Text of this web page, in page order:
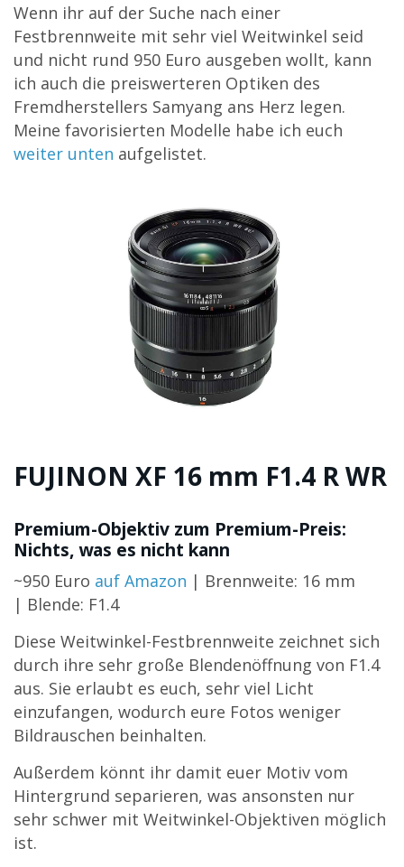
Wenn ihr auf der Suche nach einer
Festbrennweite mit sehr viel Weitwinkel seid
und nicht rund 950 Euro ausgeben wollt, kann
ich auch die preiswerteren Optiken des
Fremdherstellers Samyang ans Herz legen.
Meine favorisierten Modelle habe ich euch
weiter unten aufgelistet.
FUJINON XF 16 mm F1.4 R WR
Premium-Objektiv zum Premium-Preis:
Nichts, was es nicht kann
~950 Euro auf Amazon | Brennweite: 16 mm
| Blende: F1.4
Diese Weitwinkel-Festbrennweite zeichnet sich
durch ihre sehr große Blendenöffnung von F1.4
aus. Sie erlaubt es euch, sehr viel Licht
einzufangen, wodurch eure Fotos weniger
Bildrauschen beinhalten.
Außerdem könnt ihr damit euer Motiv vom
Hintergrund separieren, was ansonsten nur
sehr schwer mit Weitwinkel-Objektiven möglich
ist.